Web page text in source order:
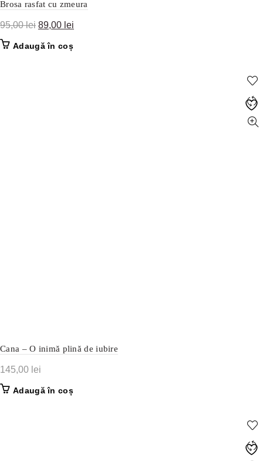
Brosa rasfat cu zmeura
95,00lei Prețul
a
89,00 lei
Adaugă în coș
Cana – O inimă plină de iubire
145,00 lei
Adaugă în coș